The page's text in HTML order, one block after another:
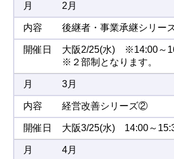
2月
後継者・事業承継シリー
大阪2/25(水) ※14:00～
※２部制となります。
3月
経営改善シリーズ②
大阪3/25(水) 14:00～
4月